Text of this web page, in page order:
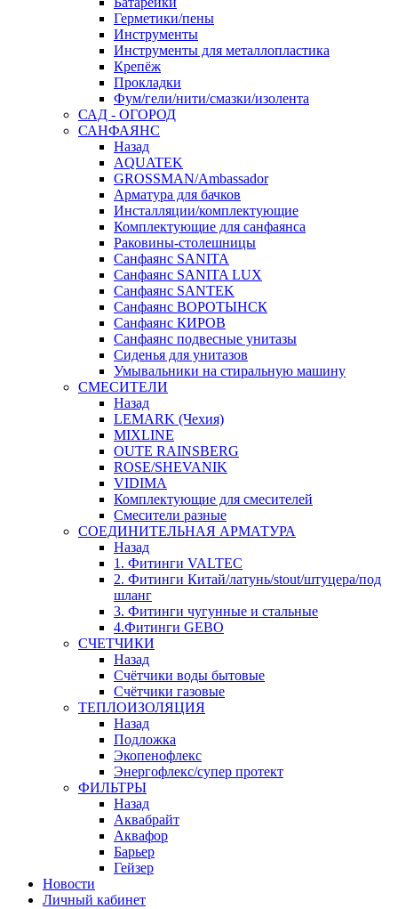
Герметики/пены
Инструменты
Инструменты для металлопластика
Крепёж
Прокладки
Фум/гели/нити/смазки/изолента
САД - ОГОРОД
САНФАЯНС
Назад
AQUATEK
GROSSMAN/Ambassador
Арматура для бачков
Инсталляции/комплектующие
Комплектующие для санфаянса
Раковины-столешницы
Санфаянс SANITA
Санфаянс SANITA LUX
Санфаянс SANTEK
Санфаянс ВОРОТЫНСК
Санфаянс КИРОВ
Санфаянс подвесные унитазы
Сиденья для унитазов
Умывальники на стиральную машину
СМЕСИТЕЛИ
Назад
LEMARK (Чехия)
MIXLINE
OUTE RAINSBERG
ROSE/SHEVANIK
VIDIMA
Комплектующие для смесителей
Смесители разные
СОЕДИНИТЕЛЬНАЯ АРМАТУРА
Назад
1. Фитинги VALTEC
2. Фитинги Китай/латунь/stout/штуцера/под
шланг
3. Фитинги чугунные и стальные
4.Фитинги GEBO
СЧЕТЧИКИ
Назад
Счётчики воды бытовые
Счётчики газовые
ТЕПЛОИЗОЛЯЦИЯ
Назад
Подложка
Экопенофлекс
Энергофлекс/супер протект
ФИЛЬТРЫ
Назад
Аквабрайт
Аквафор
Барьер
Гейзер
Новости
Личный кабинет